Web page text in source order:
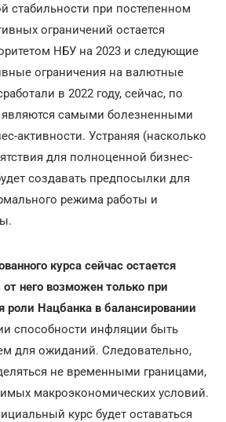
стабильности при постепенном
ограничений остается
НБУ на 2023 и следующие
ограничения на валютные
в 2022 году, сейчас, по
являются самыми болезненными
активности. Устраняя (насколько
для полноценной бизнес-
создавать предпосылки для
режима работы и
курса сейчас остается
него возможен только при
роли Нацбанка в балансировании
способности инфляции быть
для ожиданий. Следовательно,
не временными границами,
макроэкономических условий.
курс будет оставаться